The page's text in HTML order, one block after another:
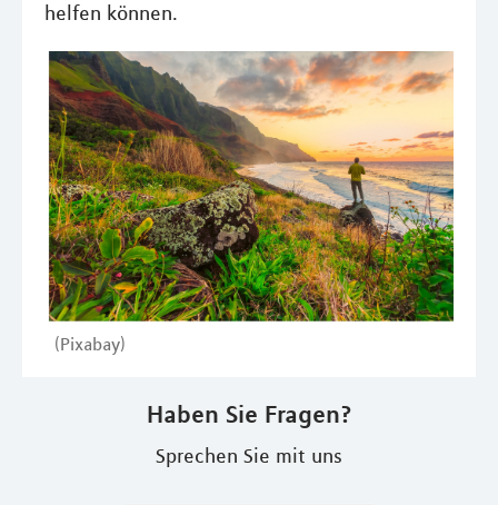
helfen können.
(Pixabay)
Haben Sie Fragen?
Sprechen Sie mit uns